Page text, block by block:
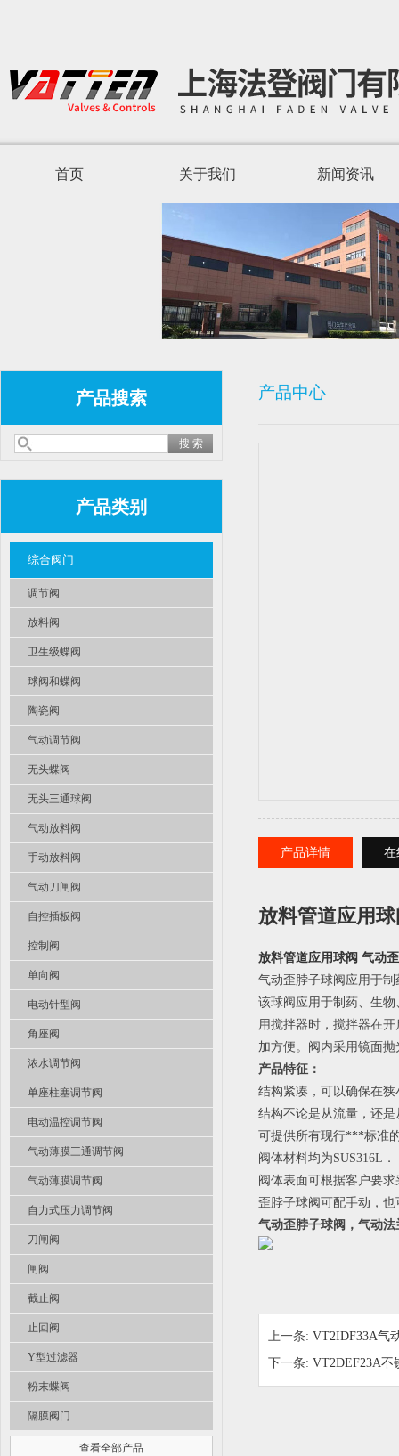
首页 关于我们 新闻资讯
产品搜索
产品类别
综合阀门
调节阀
放料阀
卫生级蝶阀
球阀和蝶阀
陶瓷阀
气动调节阀
无头蝶阀
无头三通球阀
气动放料阀
手动放料阀
气动刀闸阀
自控插板阀
控制阀
单向阀
电动针型阀
角座阀
浓水调节阀
单座柱塞调节阀
电动温控调节阀
气动薄膜三通调节阀
气动薄膜调节阀
自力式压力调节阀
刀闸阀
闸阀
截止阀
止回阀
Y型过滤器
粉末蝶阀
隔膜阀门
查看全部产品
产品中心
产品详情 在
放料管道应用
放料管道应用球阀 气动
气动歪脖子球阀应用于
该球阀应用于制药、生
用搅拌器时，搅拌器在
加方便。阀内采用镜面
产品特征：
结构紧凑，可以确保在
结构不论是从流量，还
可提供所有现行***标准
阀体材料均为SUS316L．
阀体表面可根据客户要
歪脖子球阀可配手动，
气动歪脖子球阀，气动
上一条: VT2IDF33A气
下一条: VT2DEF23A不